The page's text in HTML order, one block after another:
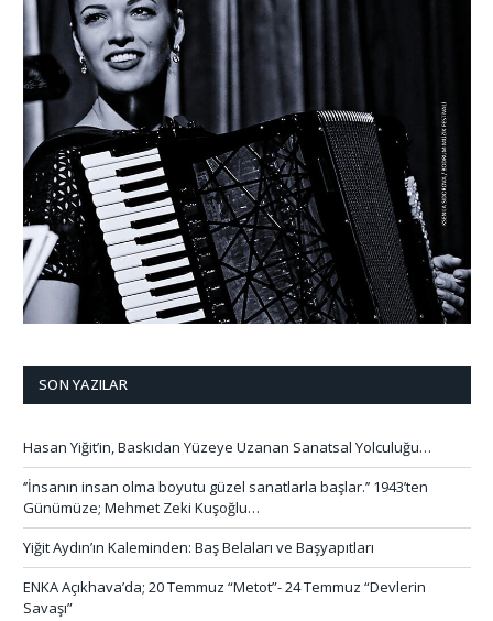
SON YAZILAR
Hasan Yiğit’in, Baskıdan Yüzeye Uzanan Sanatsal Yolculuğu…
‘’İnsanın insan olma boyutu güzel sanatlarla başlar.’’ 1943’ten
Günümüze; Mehmet Zeki Kuşoğlu…
Yiğit Aydın’ın Kaleminden: Baş Belaları ve Başyapıtları
ENKA Açıkhava’da; 20 Temmuz “Metot”- 24 Temmuz “Devlerin
Savaşı”